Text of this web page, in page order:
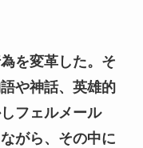
を変革した。そ
や神話、英雄的
フェルメール
がら、その中に